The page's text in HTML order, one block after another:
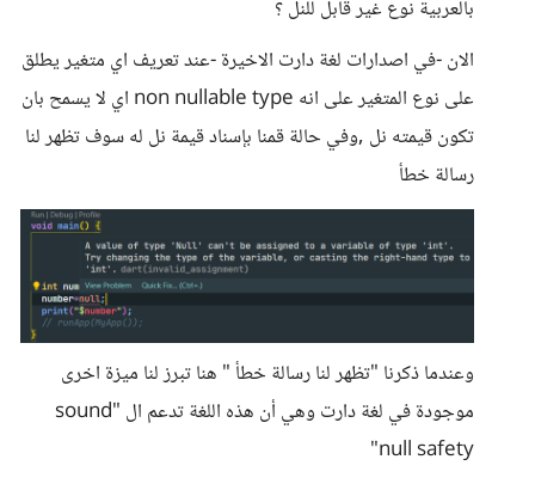
بالعربية نوع غير قابل للنل ؟
الان -في اصدارات لغة دارت الاخيرة -عند تعريف اي متغير يطلق
على نوع المتغير على انه non nullable type اي لا يسمح بان
تكون قيمته نل ,وفي حالة قمنا بإسناد قيمة نل له سوف تظهر لنا
رسالة خطأ
وعندما ذكرنا "تظهر لنا رسالة خطأ " هنا تبرز لنا ميزة اخرى
موجودة في لغة دارت وهي أن هذه اللغة تدعم ال "sound
null safety"